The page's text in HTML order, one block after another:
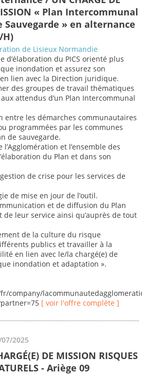
« Plan Intercommunal
Sauvegarde » en alternance
H)
de Lisieux Normandie
d’élaboration du PICS orienté plus
inondation et assurez son
lien avec la Direction juridique.
des groupes de travail thématiques
attendus d’un Plan Intercommunal
entre les démarches communautaires
programmées par les communes
de sauvegarde.
l’Agglomération et l’ensemble des
du Plan et dans son
de crise pour les services de
de mise en jour de l’outil.
et de diffusion du Plan
de leur service ainsi qu’auprès de tout
de la culture du risque
publics et travailler à la
en lien avec le/la chargé(e) de
inondation et adaptation ».
company/
[ voir l'offre complète ]
2025
DE MISSION RISQUES
- Ariège 09